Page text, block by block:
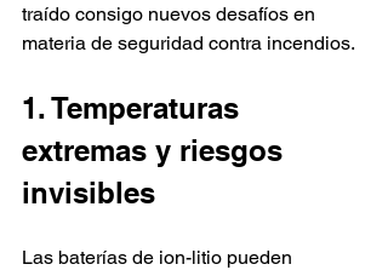
traído consigo nuevos desafíos en
materia de seguridad contra incendios.
1. Temperaturas
extremas y riesgos
invisibles
Las baterías de ion-litio pueden